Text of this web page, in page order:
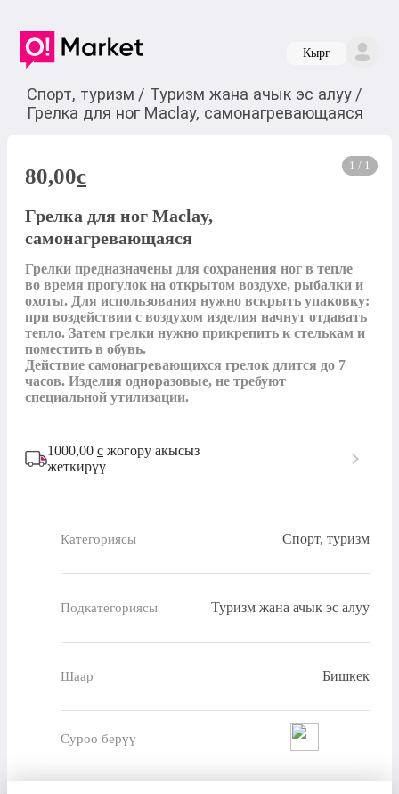
Кырг
Спорт, туризм / Туризм жана ачык эс алуу /
Грелка для ног Maclay, самонагревающаяся
1 / 1
80,00c
Грелка для ног Maclay,
самонагревающаяся
Грелки предназначены для сохранения ног в тепле
во время прогулок на открытом воздухе, рыбалки и
охоты. Для использования нужно вскрыть упаковку:
при воздействии с воздухом изделия начнут отдавать
тепло. Затем грелки нужно прикрепить к стелькам и
поместить в обувь.
Действие самонагревающихся грелок длится до 7
часов. Изделия одноразовые, не требуют
специальной утилизации.
1000,00 с жогору акысыз
жеткирүү
Категориясы Спорт, туризм
Подкатегориясы Туризм жана ачык эс алуу
Шаар Бишкек
Суроо берүү